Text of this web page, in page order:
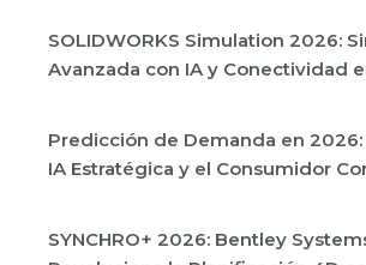
SOLIDWORKS Simulation 2026:
Avanzada con IA y Conectividad
Predicción de Demanda en 2026:
IA Estratégica y el Consumidor
SYNCHRO+ 2026: Bentley